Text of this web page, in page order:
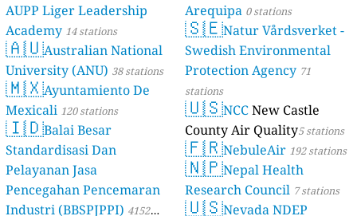
AUPP Liger Leadership
Academy 14 stations
🇦🇺Australian National
University (ANU) 38 stations
🇲🇽Ayuntamiento De
Mexicali 120 stations
🇮🇩Balai Besar
Standardisasi Dan
Pelayanan Jasa
Pencegahan Pencemaran
Industri (BBSPJPPI) 4152
Arequipa 0 stations
🇸🇪Natur Vårdsverket -
Swedish Environmental
Protection Agency 71
stations
🇺🇸NCCNew Castle
County Air Quality5 stations
🇫🇷NebuleAir 192 stations
🇳🇵Nepal Health
Research Council 7 stations
🇺🇸Nevada NDEP